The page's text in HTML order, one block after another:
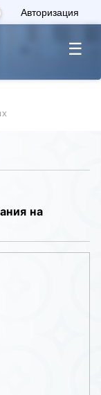
Авторизация
☰
на